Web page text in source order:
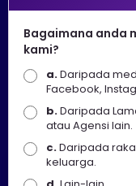
+603
8891
7100
Penafian : Kerajaan
Pelancongan Seni
bertanggungjawab
disebabkan oleh
Bagaimana anda
kami?
a.Daripada
Facebook,
b.Daripada
atau Agensi lain.
c.Daripada
keluarga.